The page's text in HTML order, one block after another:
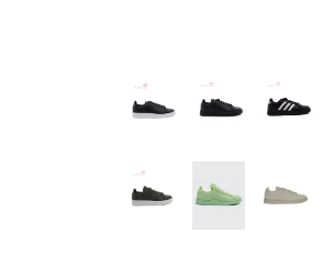
کفش روزانه مردانه آدیداس